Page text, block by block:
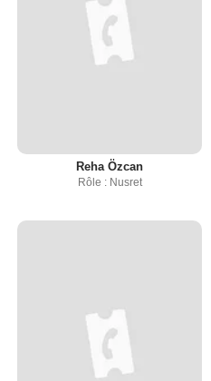
Reha Özcan
Rôle : Nusret